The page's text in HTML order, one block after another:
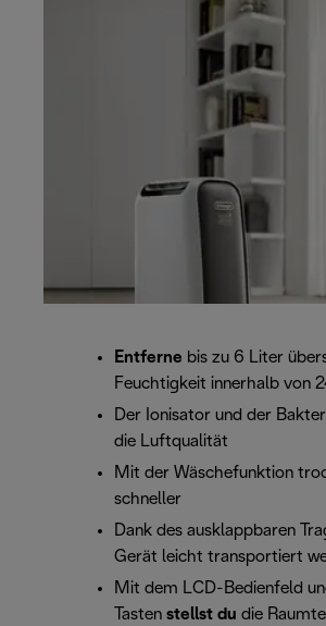
Entferne bis zu 6 Liter
Feuchtigkeit innerhalb von
Der Ionisator und der
die Luftqualität
Mit der Wäschefunktion
schneller
Dank des ausklappbaren
Gerät leicht transportiert
Mit dem LCD-Bedienfeld
Tasten stellst du die